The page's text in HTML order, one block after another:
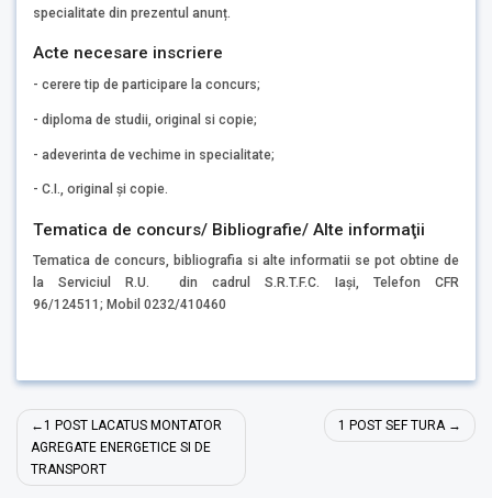
specialitate din prezentul anunț.
Acte necesare inscriere
- cerere tip de participare la concurs;
- diploma de studii, original si copie;
- adeverinta de vechime in specialitate;
- C.I., original și copie.
Tematica de concurs/ Bibliografie/ Alte informaţii
Tematica de concurs, bibliografia si alte informatii se pot obtine de
la Serviciul R.U. din cadrul S.R.T.F.C. Iași, Telefon CFR
96/124511; Mobil 0232/410460
Navigare
în
articole
1 POST LACATUS MONTATOR
AGREGATE ENERGETICE SI DE
TRANSPORT
1 POST SEF TURA